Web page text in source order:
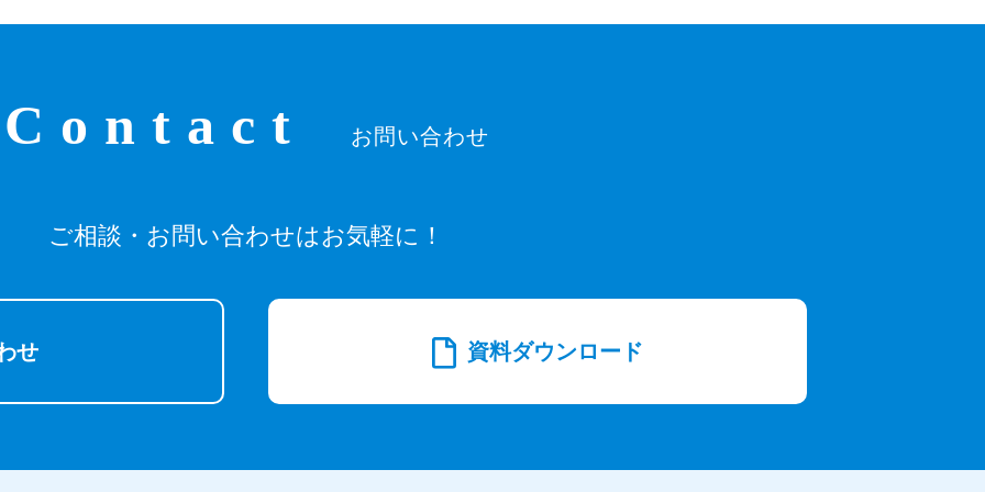
Contact お問い合わせ
ご相談・お問い合わせはお気軽に！
せ 資料ダウンロード